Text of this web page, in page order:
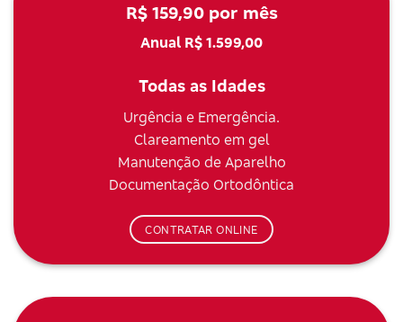
R$ 159,90 por mês
Anual R$ 1.599,00
Todas as Idades
Urgência e Emergência.
Clareamento em gel
Manutenção de Aparelho
Documentação Ortodôntica
CONTRATAR ONLINE